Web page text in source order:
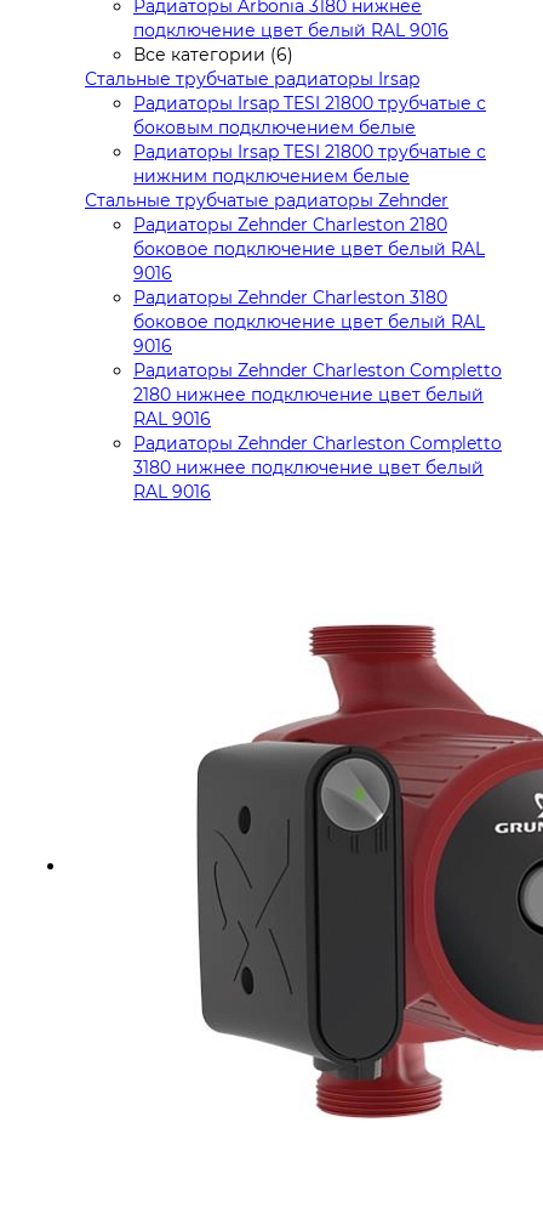
Радиаторы Arbonia 3180 нижнее
подключение цвет белый RAL 9016
Все категории (6)
Стальные трубчатые радиаторы Irsap
Радиаторы Irsap TESI 21800 трубчатые с
боковым подключением белые
Радиаторы Irsap TESI 21800 трубчатые с
нижним подключением белые
Стальные трубчатые радиаторы Zehnder
Радиаторы Zehnder Charleston 2180
боковое подключение цвет белый RAL
9016
Радиаторы Zehnder Charleston 3180
боковое подключение цвет белый RAL
9016
Радиаторы Zehnder Charleston Completto
2180 нижнее подключение цвет белый
RAL 9016
Радиаторы Zehnder Charleston Completto
3180 нижнее подключение цвет белый
RAL 9016